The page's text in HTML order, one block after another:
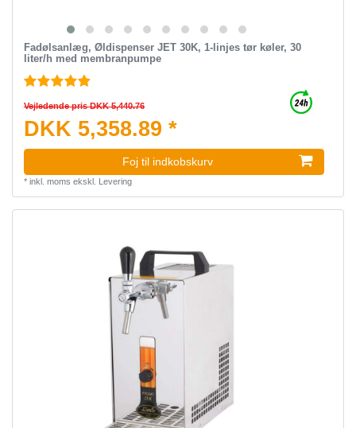
Fadølsanlæg, Øldispenser JET 30K, 1-linjes tør køler, 30
liter/h med membranpumpe
Vejledende pris DKK 5,440.76
DKK 5,358.89 *
Foj til indkobskurv
* inkl. moms ekskl. Levering